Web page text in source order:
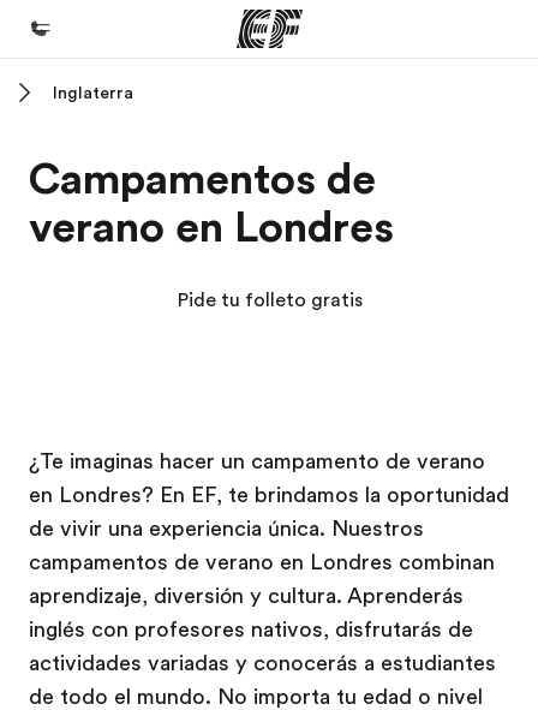
Programas
Ver todo lo que hacemos
Trabajos
Únete al equipo
Inglaterra
Campamentos de
verano en Londres
Pide tu folleto gratis
¿Te imaginas hacer un campamento de verano
en Londres? En EF, te brindamos la oportunidad
de vivir una experiencia única. Nuestros
campamentos de verano en Londres combinan
aprendizaje, diversión y cultura. Aprenderás
inglés con profesores nativos, disfrutarás de
actividades variadas y conocerás a estudiantes
de todo el mundo. No importa tu edad o nivel